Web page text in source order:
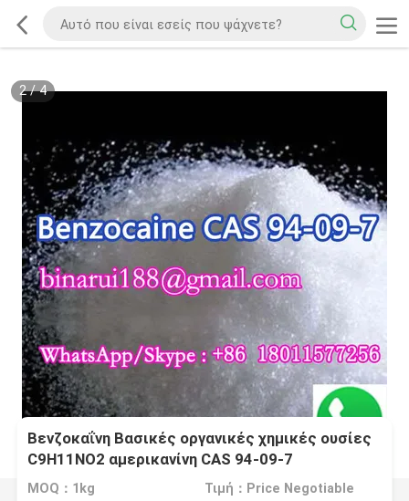
2/4
Βενζοκαΐνη Βασικές οργανικές χημικές ουσίες
C9H11NO2 αμερικανίνη CAS 94-09-7
MOQ：1kg Τιμή：Price Negotiable